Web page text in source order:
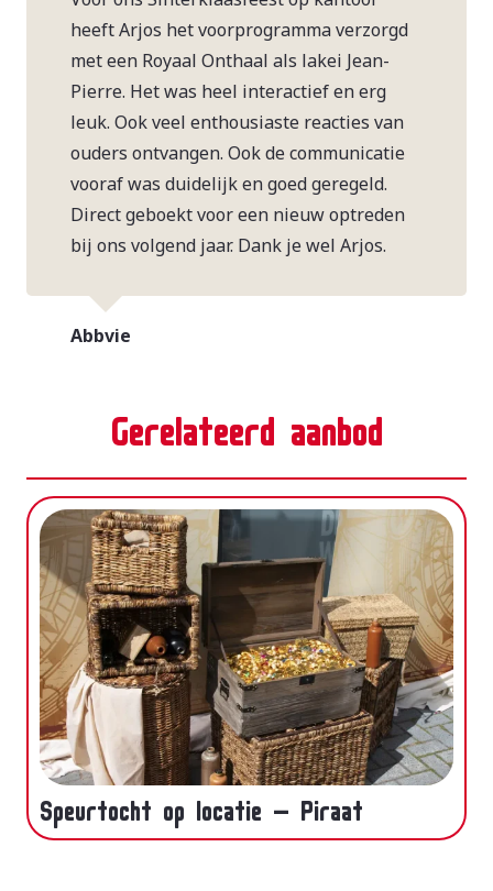
heeft Arjos het voorprogramma verzorgd
met een Royaal Onthaal als lakei Jean-
Pierre. Het was heel interactief en erg
leuk. Ook veel enthousiaste reacties van
ouders ontvangen. Ook de communicatie
vooraf was duidelijk en goed geregeld.
Direct geboekt voor een nieuw optreden
bij ons volgend jaar. Dank je wel Arjos.
Abbvie
Gerelateerd aanbod
Speurtocht op locatie – Piraat